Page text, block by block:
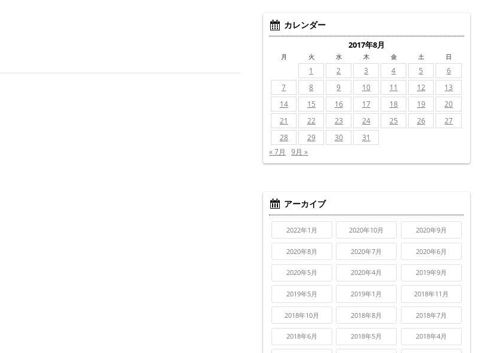
カレンダー
2017年8月
月 火 水 木 金 土 日
1 2 3 4 5
6
7
8 9 10 11 12
13
14
15 16 17 18 19
20
21
22 23 24 25 26
27
28
29 30
31
« 7月
9月 »
アーカイブ
2022年1月 2020年10月 2020年9月
2020年8月 2020年7月 2020年6月
2020年5月 2020年4月 2019年9月
2019年5月 2019年1月 2018年11月
2018年10月 2018年8月 2018年7月
2018年6月 2018年5月 2018年4月